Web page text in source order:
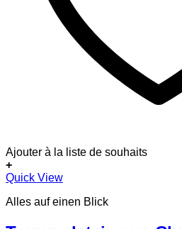
Ajouter à la liste de souhaits
+
Quick View
Alles auf einen Blick